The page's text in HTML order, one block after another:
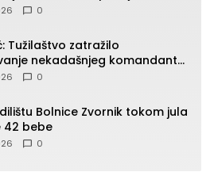
0
Tužilaštvo zatražilo
nekadašnjeg komandanta
brigade
0
Bolnice Zvornik tokom jula
42 bebe
0